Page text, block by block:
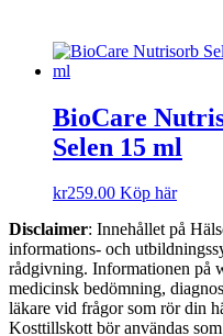
BioCare
Selen 15 ml
kr259.00 Köp här
Disclaimer: Innehållet på
informations- och
rådgivning. Informationen på
medicinsk bedömning,
läkare vid frågor som rör din
Kosttillskott bör användas